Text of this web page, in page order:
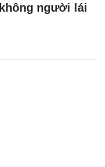
người lái